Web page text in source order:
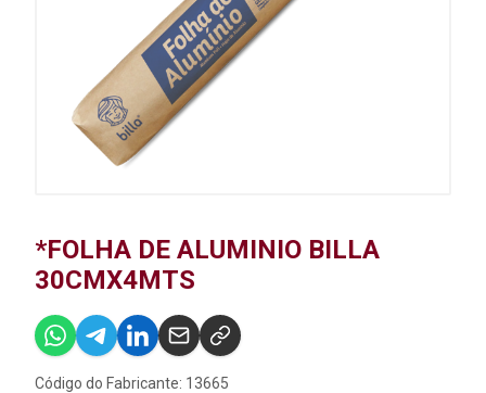
*FOLHA DE ALUMINIO BILLA
30CMX4MTS
Código do Fabricante: 13665